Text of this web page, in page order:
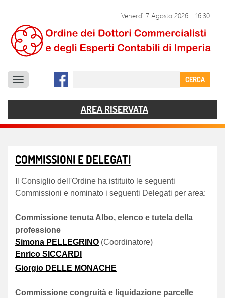
Venerdì 7 Agosto 2026 - 16:30
CERCA
DOCUMENTI
COMUNICAZIONE
CONTATTI
AREA RISERVATA
COMMISSIONI E DELEGATI
Il Consiglio dell'Ordine ha istituito le seguenti
Commissioni e nominato i seguenti Delegati per area:
Commissione tenuta Albo, elenco e tutela della
professione
Simona PELLEGRINO (Coordinatore)
Enrico SICCARDI
Giorgio DELLE MONACHE
Commissione congruità e liquidazione parcelle